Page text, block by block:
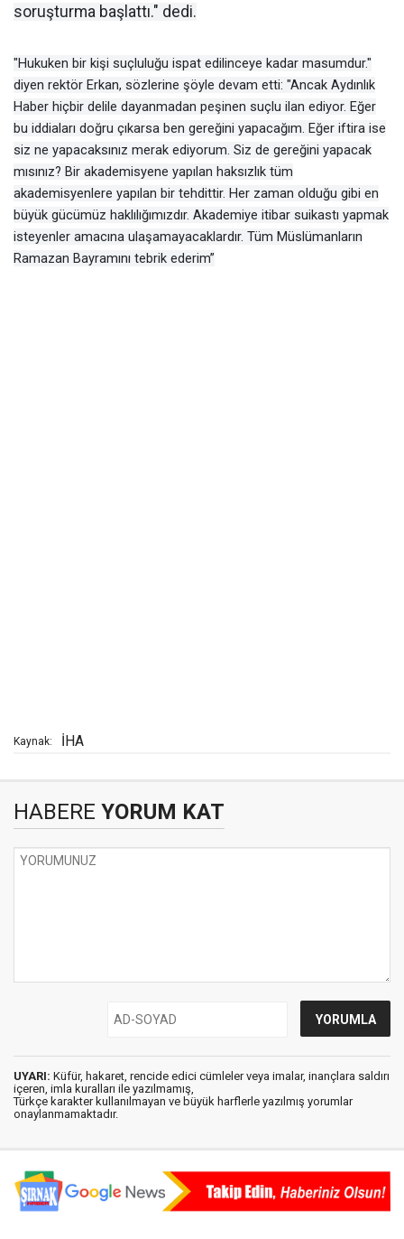
soruşturma başlattı." dedi.
"Hukuken bir kişi suçluluğu ispat edilinceye kadar masumdur."
diyen rektör Erkan, sözlerine şöyle devam etti: "Ancak Aydınlık
Haber hiçbir delile dayanmadan peşinen suçlu ilan ediyor. Eğer
bu iddiaları doğru çıkarsa ben gereğini yapacağım. Eğer iftira ise
siz ne yapacaksınız merak ediyorum. Siz de gereğini yapacak
mısınız? Bir akademisyene yapılan haksızlık tüm
akademisyenlere yapılan bir tehdittir. Her zaman olduğu gibi en
büyük gücümüz haklılığımızdır. Akademiye itibar suikastı yapmak
isteyenler amacına ulaşamayacaklardır. Tüm Müslümanların
Ramazan Bayramını tebrik ederim”
Kaynak: İHA
HABERE YORUM KAT
UYARI: Küfür, hakaret, rencide edici cümleler veya imalar, inançlara saldırı
içeren, imla kuralları ile yazılmamış,
Türkçe karakter kullanılmayan ve büyük harflerle yazılmış yorumlar
onaylanmamaktadır.